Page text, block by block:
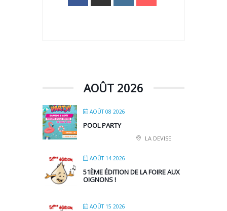
AOÛT 2026
AOÛT 08 2026
POOL PARTY
LA DEVISE
AOÛT 14 2026
51ÈME ÉDITION DE LA FOIRE AUX
OIGNONS !
AOÛT 15 2026